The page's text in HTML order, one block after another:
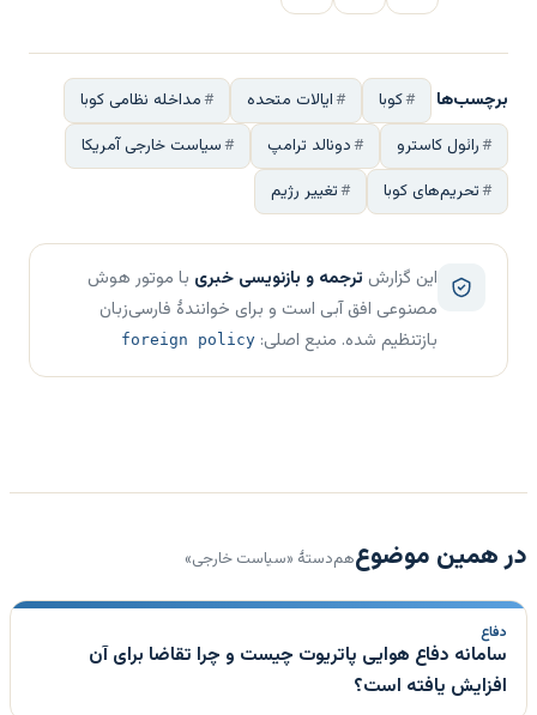
برچسب‌ها کوبا ایالات متحده
مداخله نظامی کوبا
رائول کاسترو
دونالد ترامپ
سیاست خارجی آمریکا
تحریم‌های کوبا
تغییر رژیم
این گزارش ترجمه و بازنویسی خبری با موتور هوش
مصنوعی افق آبی است و برای خوانندهٔ فارسی‌زبان
بازتنظیم شده. منبع اصلی: foreign policy
در همین موضوعهم‌دستهٔ «سیاست خارجی»
دفاع
سامانه دفاع هوایی پاتریوت چیست و چرا تقاضا برای آن
افزایش یافته است؟